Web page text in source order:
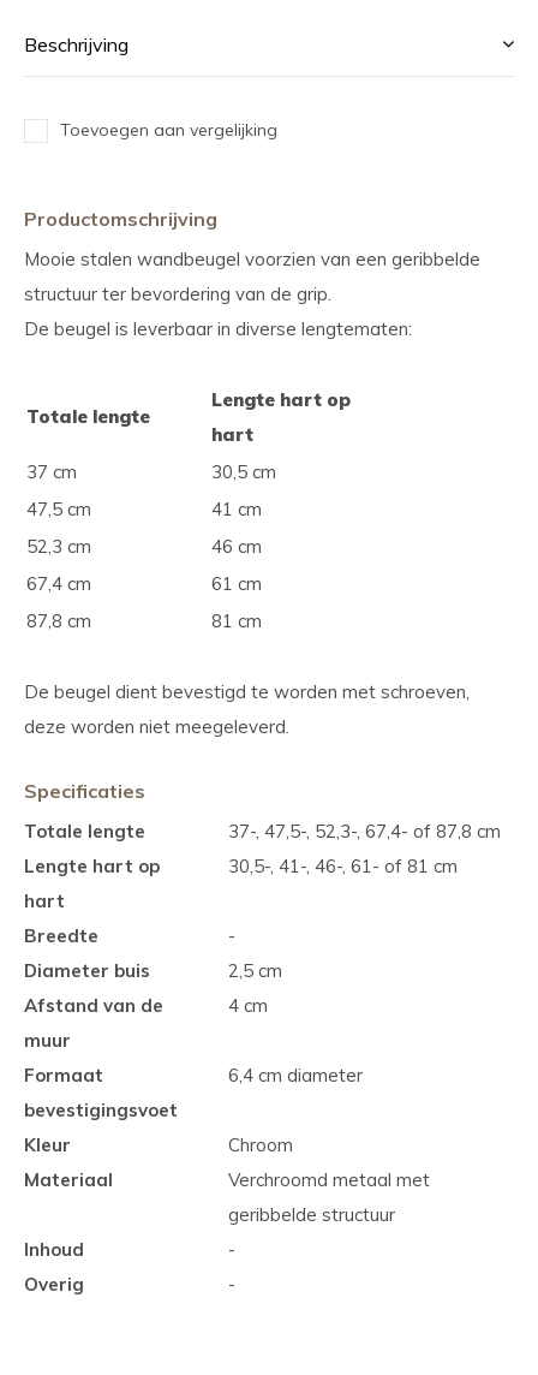
Beschrijving
Toevoegen aan vergelijking
Productomschrijving
Mooie stalen wandbeugel voorzien van een geribbelde
structuur ter bevordering van de grip.
De beugel is leverbaar in diverse lengtematen:
Totale lengte
Lengte hart op
hart
37 cm
30,5 cm
47,5 cm
41 cm
52,3 cm
46 cm
67,4 cm
61 cm
87,8 cm
81 cm
De beugel dient bevestigd te worden met schroeven,
deze worden niet meegeleverd.
Specificaties
Totale lengte
37-, 47,5-, 52,3-, 67,4- of 87,8 cm
Lengte hart op
hart
30,5-, 41-, 46-, 61- of 81 cm
Breedte
-
Diameter buis
2,5 cm
Afstand van de
muur
4 cm
Formaat
bevestigingsvoet
6,4 cm diameter
Kleur
Chroom
Materiaal
Verchroomd metaal met
geribbelde structuur
Inhoud
-
Overig
-